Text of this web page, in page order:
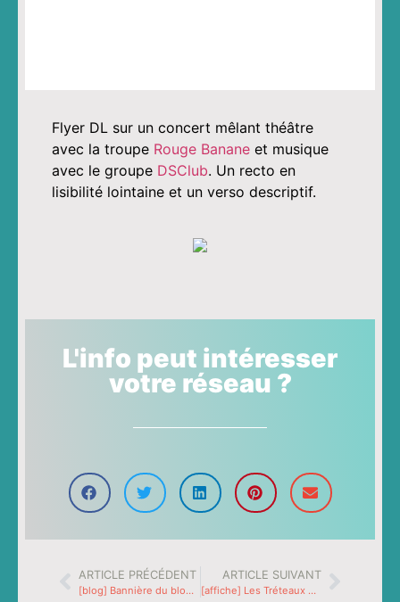
Flyer DL sur un concert mêlant théâtre
avec la troupe Rouge Banane et musique
avec le groupe DSClub. Un recto en
lisibilité lointaine et un verso descriptif.
L'info peut intéresser
votre réseau ?
ARTICLE PRÉCÉDENT
[blog] Bannière du blog de La chenille et l’escargot
ARTICLE SUIVANT
[affiche] Les Tréteaux de Voiron 2021